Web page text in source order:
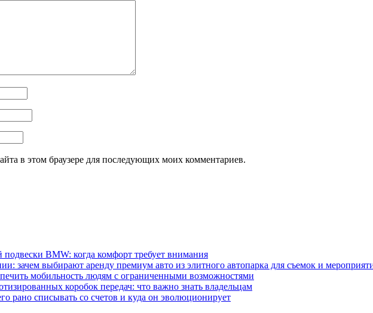
в этом браузере для последующих моих комментариев.
подвески BMW: когда комфорт требует внимания
зачем выбирают аренду премиум авто из элитного автопарка для съемок и
мобильность людям с ограниченными возможностями
коробок передач: что важно знать владельцам
рано списывать со счетов и куда он эволюционирует